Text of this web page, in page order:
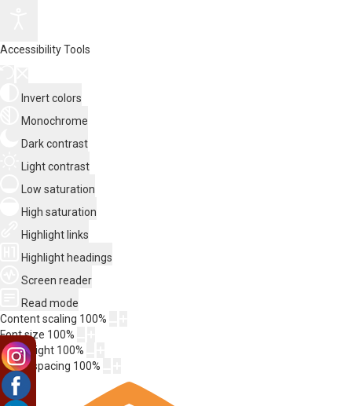
Accessibility Tools
Invert colors
Monochrome
Dark contrast
Light contrast
Low saturation
High saturation
Highlight links
Highlight headings
Screen reader
Read mode
Content scaling 100%
Font size 100%
Line height 100%
Letter spacing 100%